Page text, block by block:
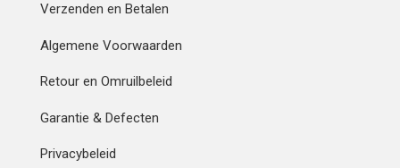
Verzenden en Betalen
Algemene Voorwaarden
Retour en Omruilbeleid
Garantie & Defecten
Privacybeleid